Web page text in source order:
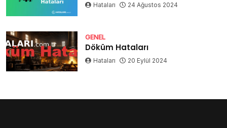
Hataları 24 Ağustos 2024
GENEL
Döküm Hataları
Hataları 20 Eylül 2024